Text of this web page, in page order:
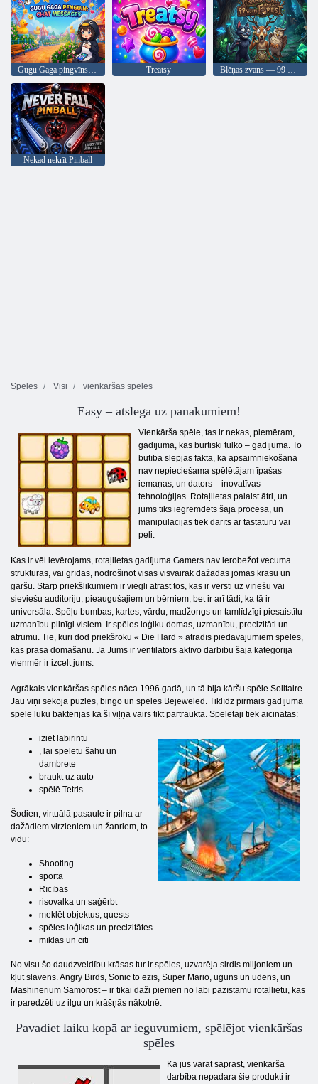
Gugu Gaga pingvīns: tērzēšanas ziņas Treatsy Blēņas zvans — 99 naktis mežā
Nekad nekrīt Pinball
Spēles Visi vienkāršas spēles
Easy – atslēga uz panākumiem!
Vienkārša spēle, tas ir nekas, piemēram,
gadījuma, kas burtiski tulko – gadījuma. To
būtība slēpjas faktā, ka apsaimniekošana
nav nepieciešama spēlētājam īpašas
iemaņas, un dators – inovatīvas
tehnoloģijas. Rotaļlietas palaist ātri, un
jums tiks iegremdēts šajā procesā, un
manipulācijas tiek darīts ar tastatūru vai
peli.
Kas ir vēl ievērojams, rotaļlietas gadījuma Gamers nav ierobežot vecuma
struktūras, vai grīdas, nodrošinot visas visvairāk dažādās jomās krāsu un
garšu. Starp priekšlikumiem ir viegli atrast tos, kas ir vērsti uz vīriešu vai
sieviešu auditoriju, pieaugušajiem un bērniem, bet ir arī tādi, ka tā ir
universāla. Spēļu bumbas, kartes, vārdu, madžongs un tamlīdzīgi piesaistītu
uzmanību pilnīgi visiem. Ir spēles loģiku domas, uzmanību, precizitāti un
ātrumu. Tie, kuri dod priekšroku « Die Hard » atradīs piedāvājumiem spēles,
kas prasa domāšanu. Ja Jums ir ventilators aktīvo darbību šajā kategorijā
vienmēr ir izcelt jums.
Agrākais vienkāršas spēles nāca 1996.gadā, un tā bija kāršu spēle Solitaire.
Jau viņi sekoja puzles, bingo un spēles Bejeweled. Tiklīdz pirmais gadījuma
spēle lūku baktērijas kā šī viļņa vairs tikt pārtraukta. Spēlētāji tiek aicinātas:
iziet labirintu
, lai spēlētu šahu un
dambrete
braukt uz auto
spēlē Tetris
Šodien, virtuālā pasaule ir pilna ar
dažādiem virzieniem un žanriem, to
vidū:
Shooting
sporta
Rīcības
risovalka un saģērbt
meklēt objektus, quests
spēles loģikas un precizitātes
mīklas un citi
No visu šo daudzveidību krāsas tur ir spēles, uzvarēja sirdis miljoniem un
kļūt slavens. Angry Birds, Sonic to ezis, Super Mario, uguns un ūdens, un
Mashinerium Samorost – ir tikai daži piemēri no labi pazīstamu rotaļlietu, kas
ir paredzēti uz ilgu un krāšņās nākotnē.
Pavadiet laiku kopā ar ieguvumiem, spēlējot vienkāršas
spēles
Kā jūs varat saprast, vienkārša
darbība nepadara šie produkti ir